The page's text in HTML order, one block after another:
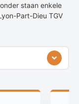
staan enkele
Part-Dieu TGV